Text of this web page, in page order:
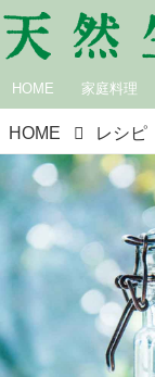
HOME 家庭料理
HOME レシピ